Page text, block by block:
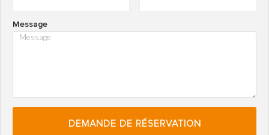
Message
DEMANDE DE RÉSERVATION